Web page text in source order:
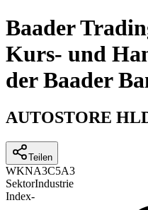
Baader
Kurs- und
der Baader
AUTOSTORE
Teilen
WKNA3C5A3
SektorIndustrie
Index-